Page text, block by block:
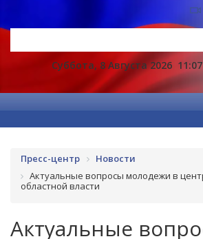
Суббота, 8 Августа 2026 11:07
Пресс-центр
Новости
Актуальные вопросы молодежи в
областной власти
Актуальные